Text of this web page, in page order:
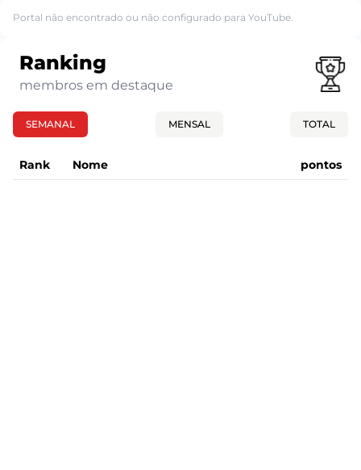
Portal não encontrado ou não configurado para YouTube.
Ranking
membros em destaque
SEMANAL MENSAL TOTAL
Rank Nome pontos